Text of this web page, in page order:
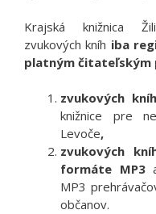
Krajská knižnica
zvukových kníh iba
platným čitateľským
zvukových
knižnice pre
Levoče,
zvukových
formáte MP3a
MP3
občanov.